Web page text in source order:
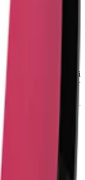
Ace X
Ministry of
mg nikotin per prilla
Ace X ett vitt snus
Ace X finns dessutom i
i hållbara dosor som är